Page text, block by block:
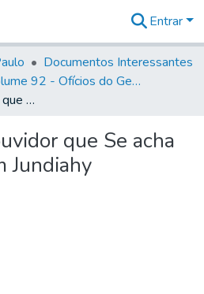
&
Coleções
Tudo na
Biblioteca
Estatísticas
Entrar
Documentos Interessantes
Volume 92 - Ofícios do General D. Luiz aos diversos funcionários da Capitania (1768- 1772)
Para o Doutor ouvidor que Se acha de Correição em Jundiahy
que Se acha
Jundiahy